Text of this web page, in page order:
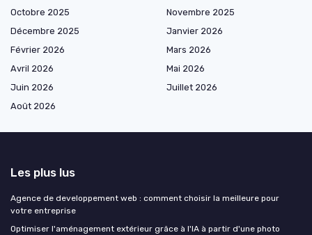
Octobre 2025
Novembre 2025
Décembre 2025
Janvier 2026
Février 2026
Mars 2026
Avril 2026
Mai 2026
Juin 2026
Juillet 2026
Août 2026
Les plus lus
Agence de developpement web : comment choisir la meilleure pour
votre entreprise
Optimiser l'aménagement extérieur grâce à l'IA à partir d'une photo